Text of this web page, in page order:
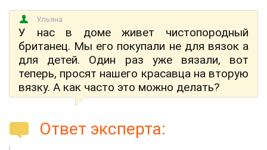
е
Ульяна
У нас в доме живет чистопородный
британец. Мы его покупали не для вязок а
для детей. Один раз уже вязали, вот
теперь, просят нашего красавца на вторую
вязку. А как часто это можно делать?
Ответ эксперта: